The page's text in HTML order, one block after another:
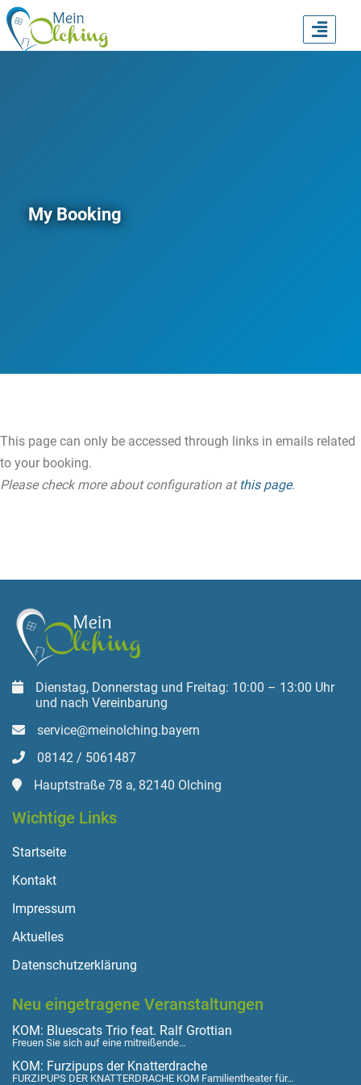
My Booking
This page can only be accessed through links in emails related
to your booking.
Please check more about configuration at this page.
Dienstag, Donnerstag und Freitag: 10:00 – 13:00 Uhr
und nach Vereinbarung
service@meinolching.bayern
08142 / 5061487
Hauptstraße 78 a, 82140 Olching
Wichtige Links
Startseite
Kontakt
Impressum
Aktuelles
Datenschutzerklärung
Neu eingetragene Veranstaltungen
KOM: Bluescats Trio feat. Ralf Grottian
Freuen Sie sich auf eine mitreißende…
KOM: Furzipups der Knatterdrache
FURZIPUPS DER KNATTERDRACHE KOM Familientheater für…